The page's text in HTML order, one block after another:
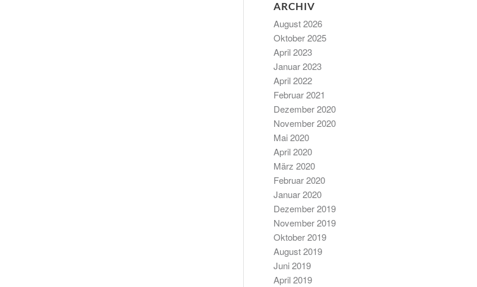
ARCHIV
August 2026
Oktober 2025
April 2023
Januar 2023
April 2022
Februar 2021
Dezember 2020
November 2020
Mai 2020
April 2020
März 2020
Februar 2020
Januar 2020
Dezember 2019
November 2019
Oktober 2019
August 2019
Juni 2019
April 2019